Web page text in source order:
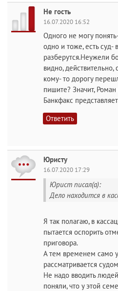
Не гость
16.07.2020 16:52
Одного не могу
одно и тоже, есть суд-
разберутся.Неужели
видно, действительно,
кому- то дорогу
пишите? Значит,
Банкфакс
Ответить
Юристу
16.07.2020 17:29
Юрист писал(а):
Дело находится в
Я так полагаю, в
пытается оспорить
приговора.
А тем временем само
рассматривается
Не надо вводить
поняли, что у этой